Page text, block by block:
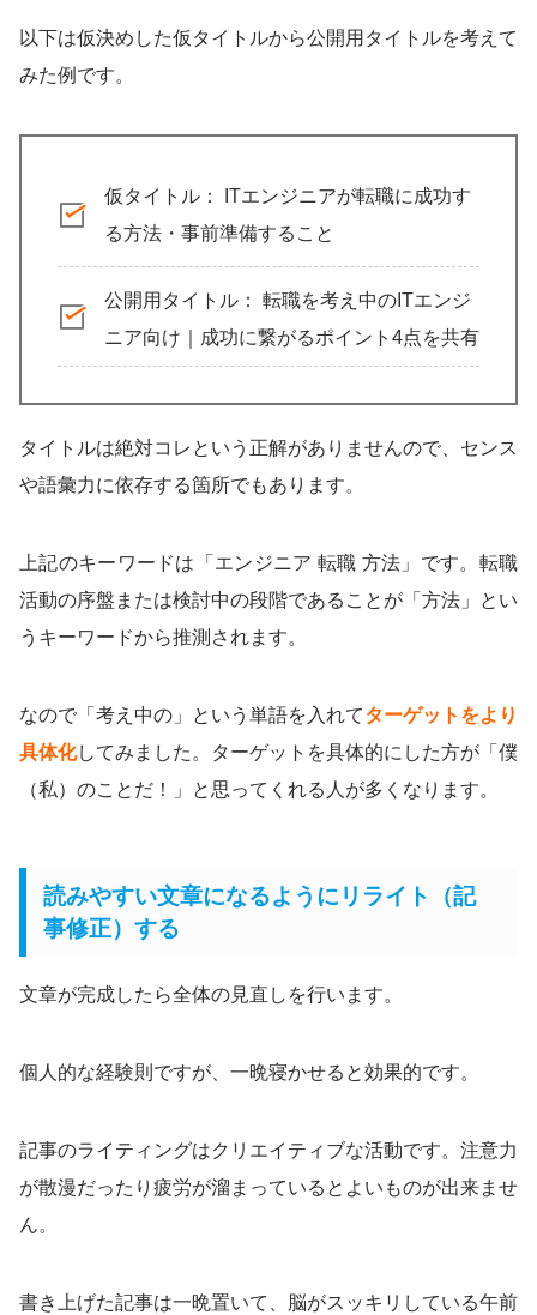
以下は仮決めした仮タイトルから公開用タイトルを考えて
みた例です。
仮タイトル： ITエンジニアが転職に成功す
る方法・事前準備すること
公開用タイトル： 転職を考え中のITエンジ
ニア向け｜成功に繋がるポイント4点を共有
タイトルは絶対コレという正解がありませんので、センス
や語彙力に依存する箇所でもあります。
上記のキーワードは「エンジニア 転職 方法」です。転職
活動の序盤または検討中の段階であることが「方法」とい
うキーワードから推測されます。
なので「考え中の」という単語を入れてターゲットをより
具体化してみました。ターゲットを具体的にした方が「僕
（私）のことだ！」と思ってくれる人が多くなります。
読みやすい文章になるようにリライト（記
事修正）する
文章が完成したら全体の見直しを行います。
個人的な経験則ですが、一晩寝かせると効果的です。
記事のライティングはクリエイティブな活動です。注意力
が散漫だったり疲労が溜まっているとよいものが出来ませ
ん。
書き上げた記事は一晩置いて、脳がスッキリしている午前